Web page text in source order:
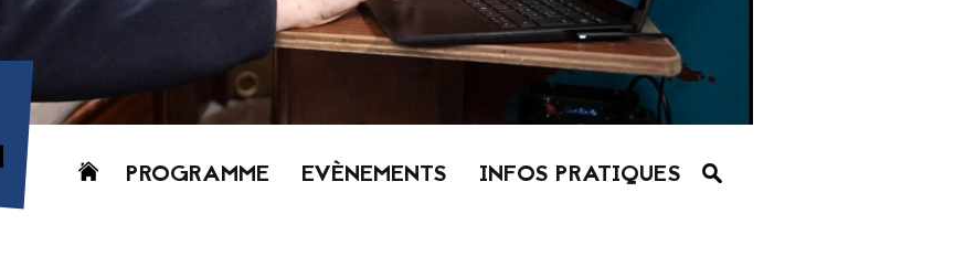
Aller
PROGRAMME EVÈNEMENTS INFOS PRATIQUES